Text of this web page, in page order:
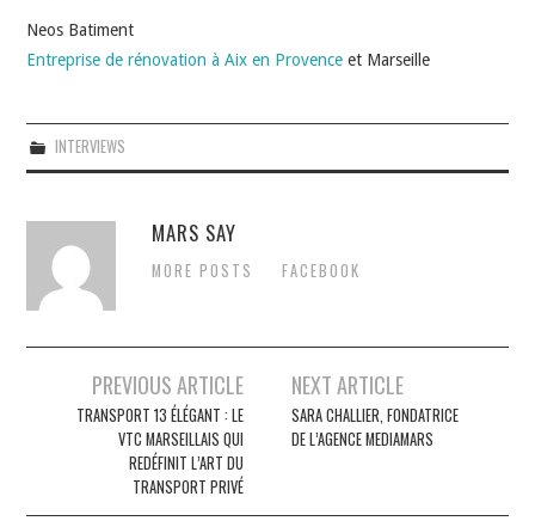
Neos Batiment
Entreprise de rénovation à Aix en Provence et Marseille
INTERVIEWS
MARS SAY
MORE POSTS FACEBOOK
Navigation
PREVIOUS ARTICLE
TRANSPORT 13 ÉLÉGANT : LE
VTC MARSEILLAIS QUI
REDÉFINIT L’ART DU
TRANSPORT PRIVÉ
NEXT ARTICLE
SARA CHALLIER, FONDATRICE
DE L’AGENCE MEDIAMARS